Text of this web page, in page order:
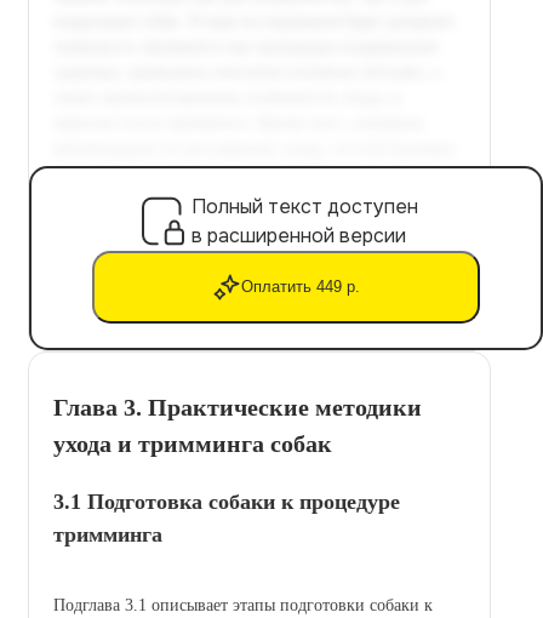
Полный текст доступен
в расширенной версии
Оплатить 449 р.
Глава 3. Практические методики
ухода и тримминга собак
3.1 Подготовка собаки к процедуре
тримминга
Подглава 3.1 описывает этапы подготовки собаки к